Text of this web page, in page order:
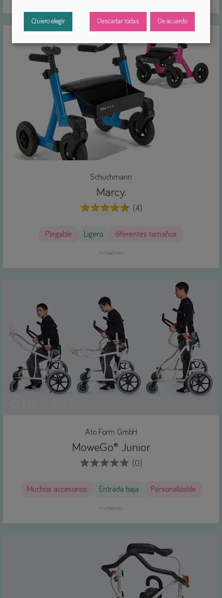
Schuchmann
Marcy.
(4)
Plegable Ligero diferentes tamaños
Andadores
Ato Form GmbH
MoweGo® Junior
(0)
Muchos accesorios Entrada baja Personalizable
Andadores
Quiero elegir Descartar todas De acuerdo